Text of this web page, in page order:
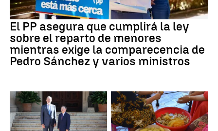
El PP asegura que cumplirá la ley
sobre el reparto de menores
mientras exige la comparecencia de
Pedro Sánchez y varios ministros